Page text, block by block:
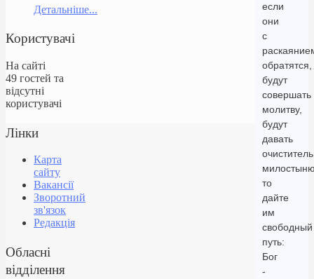
если
они
с
обратятся,
будут
совершать
молитву,
будут
давать
то
дайте
им
свободный
путь:
Бог
-
Детальніше...
Користувачі
На сайті
49 гостей та
відсутні
користувачі
Лінки
Карта
сайту
Вакансії
Зворотний
зв'язок
Редакція
Обласні
відділення